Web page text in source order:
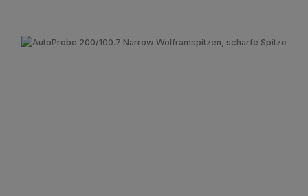
Bildergalerie überspringen